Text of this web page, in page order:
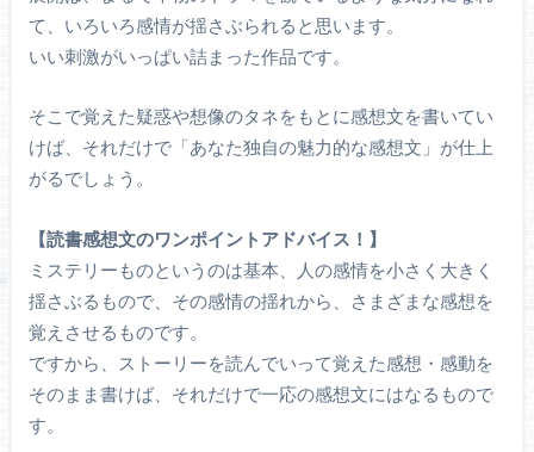
て、いろいろ感情が揺さぶられると思います。
いい刺激がいっぱい詰まった作品です。
そこで覚えた疑惑や想像のタネをもとに感想文を書いてい
けば、それだけで「あなた独自の魅力的な感想文」が仕上
がるでしょう。
【読書感想文のワンポイントアドバイス！】
ミステリーものというのは基本、人の感情を小さく大きく
揺さぶるもので、その感情の揺れから、さまざまな感想を
覚えさせるものです。
ですから、ストーリーを読んでいって覚えた感想・感動を
そのまま書けば、それだけで一応の感想文にはなるもので
す。